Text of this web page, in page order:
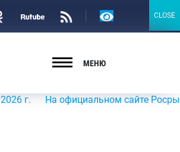
Версия
МЕНЮ
На официальном сайте
CLOSE
CLOSE